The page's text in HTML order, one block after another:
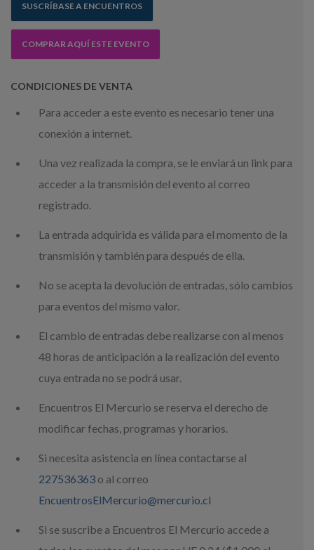
SUSCRÍBASE A ENCUENTROS
COMPRAR AQUÍ ESTE EVENTO
CONDICIONES DE VENTA
Para acceder a este evento es necesario tener una
conexión a internet.
Una vez realizada la compra, se le enviará un link para
acceder a la transmisión del evento al correo
registrado.
La entrada adquirida es válida para el momento de la
transmisión y también para después de ella.
No se acepta la devolución de entradas, sólo cambios
para eventos del mismo valor.
El cambio de entradas debe realizarse con al menos
48 horas de anticipación a la realización del evento
cuya entrada no se podrá usar.
Encuentros El Mercurio se reserva el derecho de
modificar fechas, programas y horarios.
Si necesita asistencia en línea contactarse al
227536363 o al correo
EncuentrosElMercurio@mercurio.cl
Si se suscribe a Encuentros El Mercurio accede a